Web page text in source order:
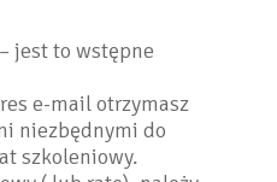
jest to wstępne
e-mail otrzymasz
niezbędnymi do
szkoleniowy.